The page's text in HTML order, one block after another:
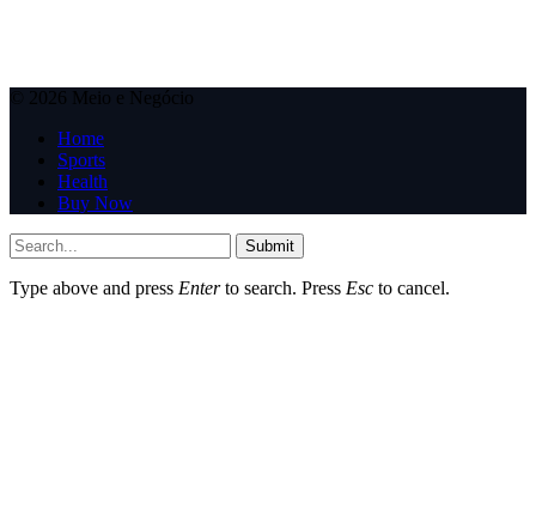
© 2026 Meio e Negócio
Home
Sports
Health
Buy Now
Submit
Type above and press Enterto search. Press Esc to cancel.